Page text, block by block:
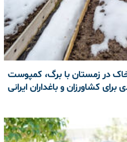
خاک در زمستان با برگ، کمپوست
کشاورزان و باغداران ایرانی